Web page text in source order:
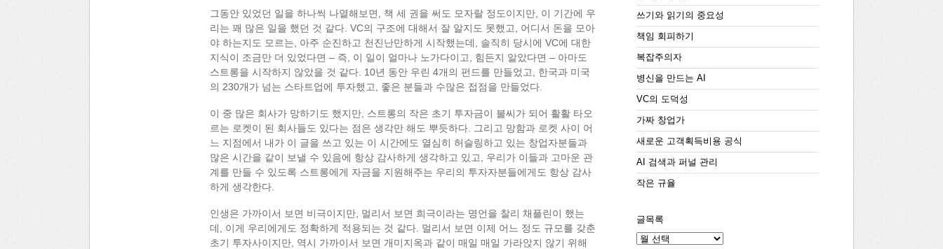
그동안 있었던 일을 하나씩 나열해보면, 책 세 권을 써도 모자랄 정도이지만, 이 기간에 우
리는 꽤 많은 일을 했던 것 같다. VC의 구조에 대해서 잘 알지도 못했고, 어디서 돈을 모아
야 하는지도 모르는, 아주 순진하고 천진난만하게 시작했는데, 솔직히 당시에 VC에 대한
지식이 조금만 더 있었다면 – 즉, 이 일이 얼마나 노가다이고, 힘든지 알았다면 – 아마도
스트롱을 시작하지 않았을 것 같다. 10년 동안 우린 4개의 펀드를 만들었고, 한국과 미국
의 230개가 넘는 스타트업에 투자했고, 좋은 분들과 수많은 접점을 만들었다.
이 중 많은 회사가 망하기도 했지만, 스트롱의 작은 초기 투자금이 불씨가 되어 활활 타오
르는 로켓이 된 회사들도 있다는 점은 생각만 해도 뿌듯하다. 그리고 망함과 로켓 사이 어
느 지점에서 내가 이 글을 쓰고 있는 이 시간에도 열심히 허슬링하고 있는 창업자분들과
많은 시간을 같이 보낼 수 있음에 항상 감사하게 생각하고 있고, 우리가 이들과 고마운 관
계를 만들 수 있도록 스트롱에게 자금을 지원해주는 우리의 투자자분들에게도 항상 감사
하게 생각한다.
인생은 가까이서 보면 비극이지만, 멀리서 보면 희극이라는 명언을 찰리 채플린이 했는
데, 이게 우리에게도 정확하게 적용되는 것 같다. 멀리서 보면 이제 어느 정도 규모를 갖춘
초기 투자사이지만, 역시 가까이서 보면 개미지옥과 같이 매일 매일 가라앉지 않기 위해
쓰기와 읽기의 중요성
책임 회피하기
복잡주의자
병신을 만드는 AI
VC의 도덕성
가짜 창업가
새로운 고객획득비용 공식
AI 검색과 퍼널 관리
작은 규율
글목록
글